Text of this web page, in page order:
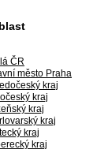
ČR
město Praha
kraj
kraj
kraj
kraj
kraj
kraj